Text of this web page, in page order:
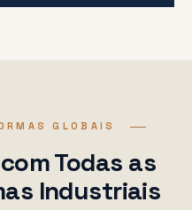
GLOBAIS
Todas as
Industriais